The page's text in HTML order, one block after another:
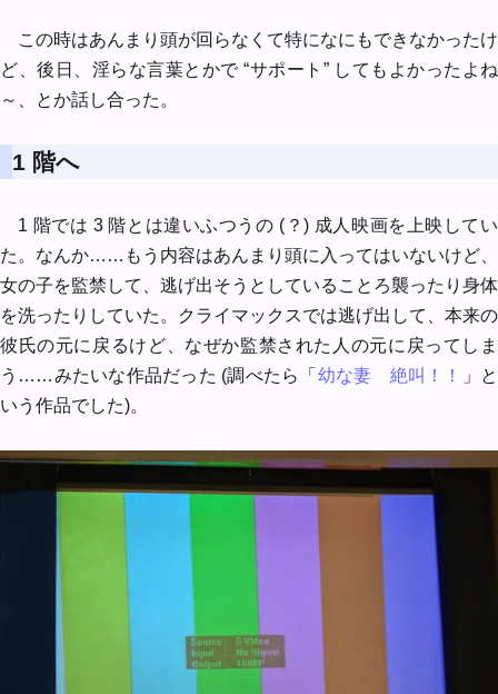
この時はあんまり頭が回らなくて特になにもできなかったけ
ど、後日、淫らな言葉とかで “サポート” してもよかったよね
～、とか話し合った。
1 階へ
1 階では 3 階とは違いふつうの (？) 成人映画を上映してい
た。なんか……もう内容はあんまり頭に入ってはいないけど、
女の子を監禁して、逃げ出そうとしていることろ襲ったり身体
を洗ったりしていた。クライマックスでは逃げ出して、本来の
彼氏の元に戻るけど、なぜか監禁された人の元に戻ってしま
う……みたいな作品だった (調べたら「 幼な妻 絶叫！！
」と
いう作品でした)。